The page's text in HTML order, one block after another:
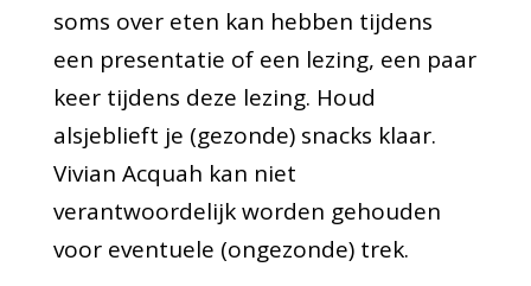
soms over eten kan hebben tijdens
een presentatie of een lezing, een paar
keer tijdens deze lezing. Houd
alsjeblieft je (gezonde) snacks klaar.
Vivian Acquah kan niet
verantwoordelijk worden gehouden
voor eventuele (ongezonde) trek.